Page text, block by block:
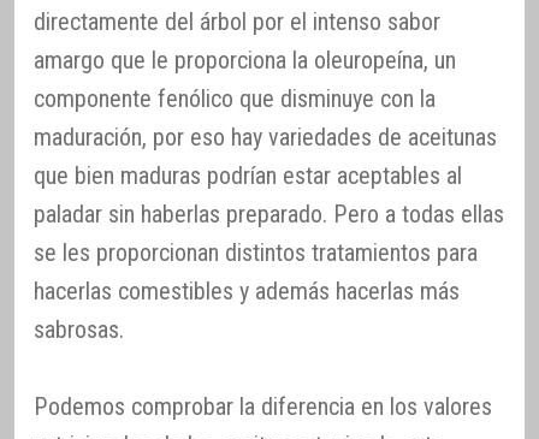
directamente del árbol por el intenso sabor
amargo que le proporciona la oleuropeína, un
componente fenólico que disminuye con la
maduración, por eso hay variedades de aceitunas
que bien maduras podrían estar aceptables al
paladar sin haberlas preparado. Pero a todas ellas
se les proporcionan distintos tratamientos para
hacerlas comestibles y además hacerlas más
sabrosas.
Podemos comprobar la diferencia en los valores